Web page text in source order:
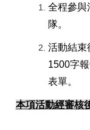
全程參與
隊。
活動結束
1500字
表單。
本項活動經審核